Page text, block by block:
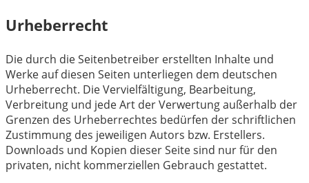
Urheberrecht
Die durch die Seitenbetreiber erstellten Inhalte und
Werke auf diesen Seiten unterliegen dem deutschen
Urheberrecht. Die Vervielfältigung, Bearbeitung,
Verbreitung und jede Art der Verwertung außerhalb der
Grenzen des Urheberrechtes bedürfen der schriftlichen
Zustimmung des jeweiligen Autors bzw. Erstellers.
Downloads und Kopien dieser Seite sind nur für den
privaten, nicht kommerziellen Gebrauch gestattet.